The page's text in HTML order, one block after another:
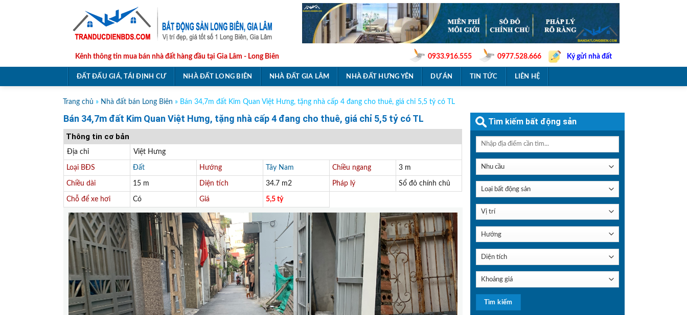
Kênh thông tin mua bán nhà đất hàng đầu tại Gia Lâm - Long Biên 0933.916.555 0977.528.666 Ký gửi nhà đất
ĐẤT ĐẤU GIÁ, TÁI ĐỊNH CƯ NHÀ ĐẤT LONG BIÊN NHÀ ĐẤT GIA LÂM NHÀ ĐẤT HƯNG YÊN DỰ ÁN TIN TỨC LIÊN HỆ
Trang chủ » Nhà đất bán Long Biên » Bán 34,7m đất Kim Quan Việt Hưng, tặng nhà cấp 4 đang cho thuê, giá chỉ 5,5 tỷ có TL
Bán 34,7m đất Kim Quan Việt Hưng, tặng nhà cấp 4 đang cho thuê, giá chỉ 5,5 tỷ có TL
Thông tin cơ bản
Địa chỉ Việt Hưng
Loại BĐS Đất Hướng Tây Nam Chiều ngang 3 m
Chiều dài 15 m Diện tích 34.7 m2 Pháp lý Sổ đỏ chính chủ
Chỗ để xe hơi Có Giá 5,5 tỷ
Tìm kiếm bất động sản